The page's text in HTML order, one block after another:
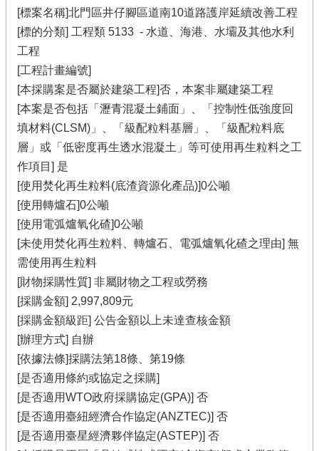
[標案名稱]北門區井仔腳區道南10道路護岸延續改善工程
[標的分類] 工程類 5133 - 水道、海港、水壩及其他水利
工程
[工程計畫編號]
[本採購案是否屬於建築工程]否，本案非屬建築工程
[本案是否包括「瀝青混凝土鋪面」、「控制性低強度回
填材料(CLSM)」、「級配粒料基層」、「級配粒料底
層」或「低密度再生透水混凝土」等可使用再生粒料之工
作項目] 是
[使用焚化再生粒料(底渣資源化產品)]0公噸
[使用轉爐石]0公噸
[使用電弧爐氧化碴]0公噸
[未使用焚化再生粒料、轉爐石、電弧爐氧化碴之理由] 無
需使用再生粒料
[財物採購性質] 非屬財物之工程或勞務
[採購金額] 2,997,809元
[採購金額級距] 公告金額以上未達查核金額
[辦理方式] 自辦
[依據法條]採購法第18條、第19條
[是否適用條約或協定之採購]
[是否適用WTO政府採購協定(GPA)] 否
[是否適用臺紐經濟合作協定(ANZTEC)] 否
[是否適用臺星經濟夥伴協定(ASTEP)] 否